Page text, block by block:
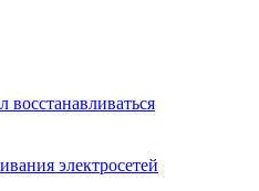
восстанавливаться
электросетей